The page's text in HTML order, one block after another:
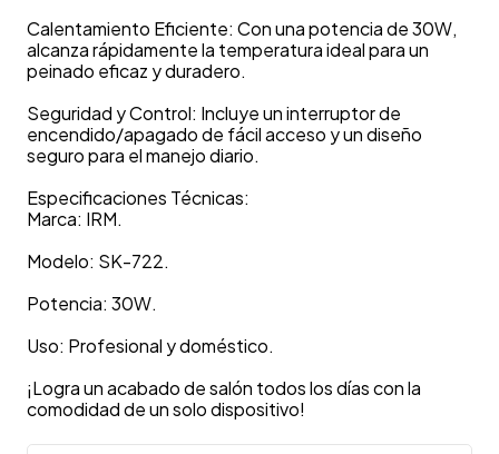
Calentamiento Eficiente: Con una potencia de 30W,
alcanza rápidamente la temperatura ideal para un
peinado eficaz y duradero.
Seguridad y Control: Incluye un interruptor de
encendido/apagado de fácil acceso y un diseño
seguro para el manejo diario.
Especificaciones Técnicas:
Marca: IRM.
Modelo: SK-722.
Potencia: 30W.
Uso: Profesional y doméstico.
¡Logra un acabado de salón todos los días con la
comodidad de un solo dispositivo!